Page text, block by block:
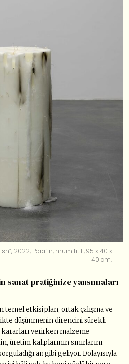
2022, Parafin, mum fitili, 95 x 40 x
40 cm.
sanat pratiğinize yansımaları
temel etkisi plan, ortak çalışma ve
düşünmenin direncini sürekli
kararları verirken malzeme
üretim kalıplarının sınırlarını
an gibi geliyor. Dolayısıyla